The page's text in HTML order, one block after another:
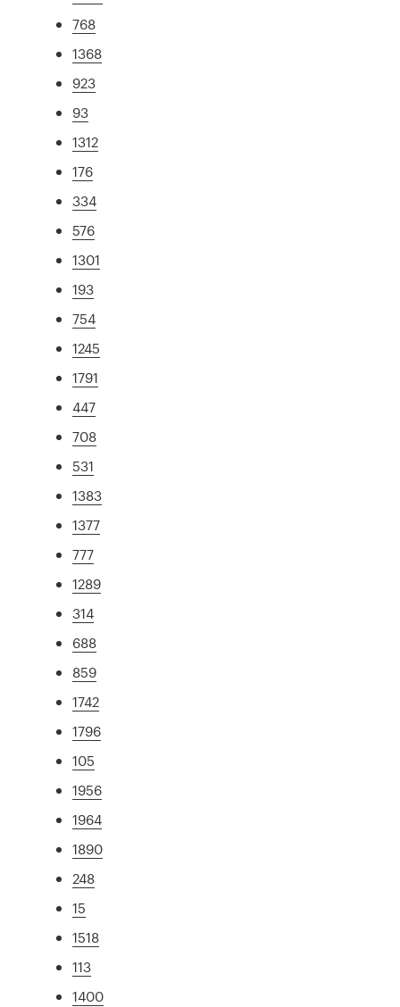
768
1368
923
93
1312
176
334
576
1301
193
754
1245
1791
447
708
531
1383
1377
777
1289
314
688
859
1742
1796
105
1956
1964
1890
248
15
1518
113
1400